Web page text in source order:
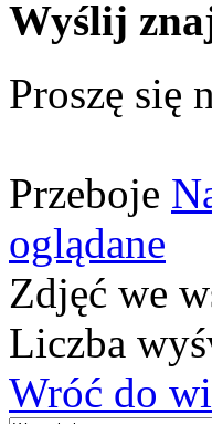
Wyślij
Proszę się
Przeboje
oglądane
Zdjęć we
Liczba
Wróć do